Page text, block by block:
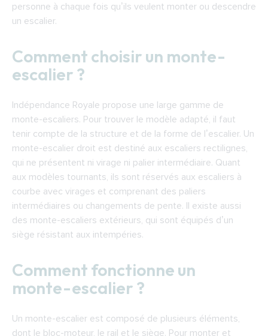
personne à chaque fois qu’ils veulent monter ou descendre
un escalier.
Comment choisir un monte-
escalier ?
Indépendance Royale propose une large gamme de
monte-escaliers. Pour trouver le modèle adapté, il faut
tenir compte de la structure et de la forme de l’escalier. Un
monte-escalier droit est destiné aux escaliers rectilignes,
qui ne présentent ni virage ni palier intermédiaire. Quant
aux modèles tournants, ils sont réservés aux escaliers à
courbe avec virages et comprenant des paliers
intermédiaires ou changements de pente. Il existe aussi
des monte-escaliers extérieurs, qui sont équipés d’un
siège résistant aux intempéries.
Comment fonctionne un
monte-escalier ?
Un monte-escalier est composé de plusieurs éléments,
dont le bloc-moteur, le rail et le siège. Pour monter et